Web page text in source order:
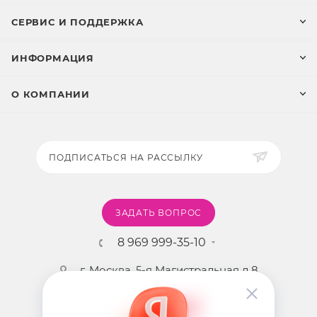
СЕРВИС И ПОДДЕРЖКА
ИНФОРМАЦИЯ
О КОМПАНИИ
ПОДПИСАТЬСЯ НА РАССЫЛКУ
ЗАДАТЬ ВОПРОС
8 969 999-35-10
г. Москва, 5-я Магистральная д.8